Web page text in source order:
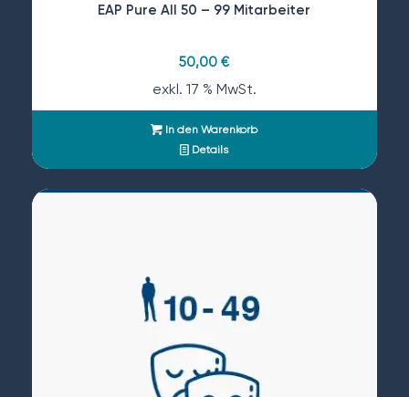
EAP Pure All 50 – 99 Mitarbeiter
50,00€
exkl. 17 % MwSt.
In den Warenkorb
Details